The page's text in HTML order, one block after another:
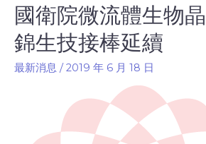
國衛院微流體生物
錦生技接棒延續
最新消息 /2019 年 6 月 18 日